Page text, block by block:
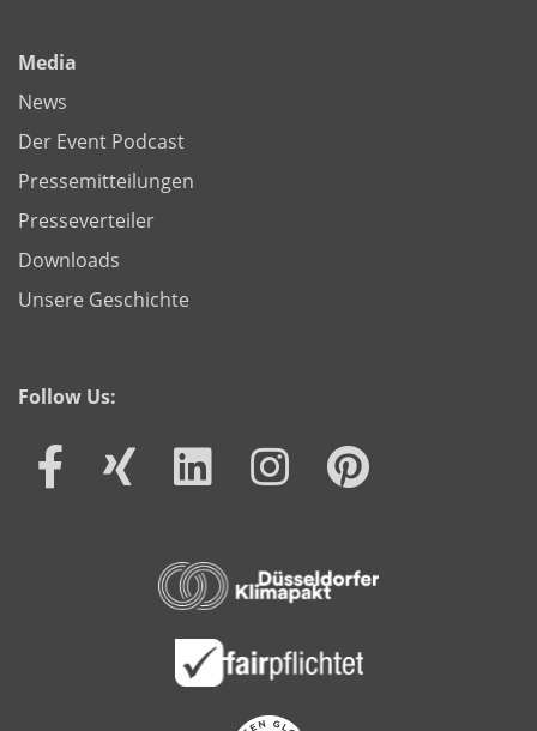
Media
News
Der Event Podcast
Pressemitteilungen
Presseverteiler
Downloads
Unsere Geschichte
Follow Us: